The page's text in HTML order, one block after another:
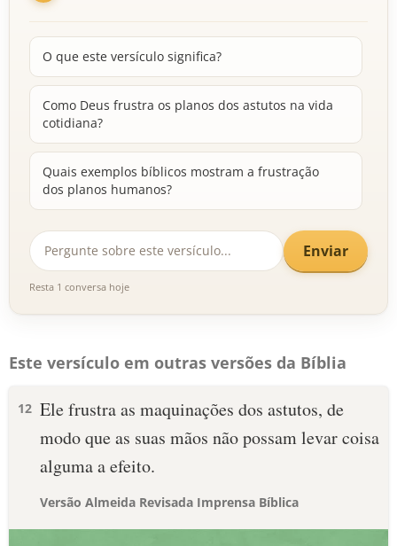
O que este versículo significa?
Como Deus frustra os planos dos astutos na vida
cotidiana?
Quais exemplos bíblicos mostram a frustração
dos planos humanos?
Enviar
Resta 1 conversa hoje
Este versículo em outras versões da Bíblia
12 Ele frustra as maquinações dos astutos, de
modo que as suas mãos não possam levar coisa
alguma a efeito.
Versão Almeida Revisada Imprensa Bíblica